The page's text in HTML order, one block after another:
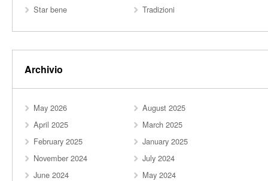
Star bene
Tradizioni
Archivio
May 2026
August 2025
April 2025
March 2025
February 2025
January 2025
November 2024
July 2024
June 2024
May 2024